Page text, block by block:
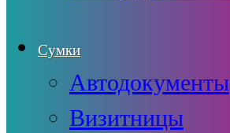
Сумки
Автодокументы
Визитницы